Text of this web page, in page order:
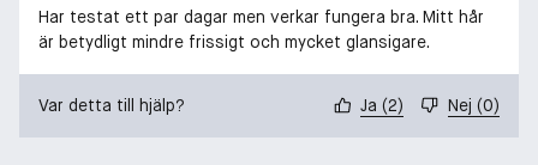
Har testat ett par dagar men verkar fungera bra. Mitt hår
är betydligt mindre frissigt och mycket glansigare.
Var detta till hjälp? Ja (2) Nej (0)